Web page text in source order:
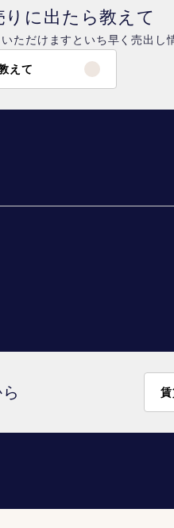
に出たら教えて
ただけますといち早く売出し
えて